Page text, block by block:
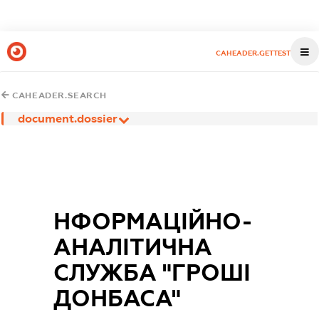
CAHEADER.GETTEST
CAHEADER.SEARCH
document.dossier
НФОРМАЦІЙНО-
АНАЛІТИЧНА
СЛУЖБА "ГРОШІ
ДОНБАСА"